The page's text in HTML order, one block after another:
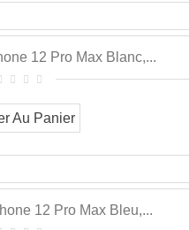
12 Pro Max Blanc,...
Au Panier
12 Pro Max Bleu,...